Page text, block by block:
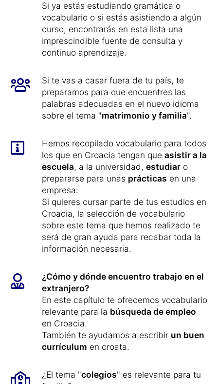
Si ya estás estudiando gramática o
vocabulario o si estás asistiendo a algún
curso, encontrarás en esta lista una
imprescindible fuente de consulta y
continuo aprendizaje.
Si te vas a casar fuera de tu país, te
preparamos para que encuentres las
palabras adecuadas en el nuevo idioma
sobre el tema "matrimonio y familia".
Hemos recopilado vocabulario para todos
los que en Croacia tengan que asistir a la
escuela, a la universidad, estudiar o
prepararse para unas prácticas en una
empresa:
Si quieres cursar parte de tus estudios en
Croacia, la selección de vocabulario
sobre este tema que hemos realizado te
será de gran ayuda para recabar toda la
información necesaria.
¿Cómo y dónde encuentro trabajo en el
extranjero?
En este capítulo te ofrecemos vocabulario
relevante para la búsqueda de empleo
en Croacia.
También te ayudamos a escribir un buen
currículum en croata.
¿El tema "colegios" es relevante para tu